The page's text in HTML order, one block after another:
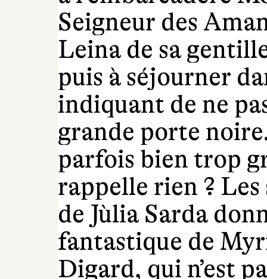
Seigneur des
Leina de sa
puis à séjourner
indiquant de ne
grande porte
parfois bien trop
rappelle rien ?
de Jùlia Sarda
fantastique de
Digard, qui n’est